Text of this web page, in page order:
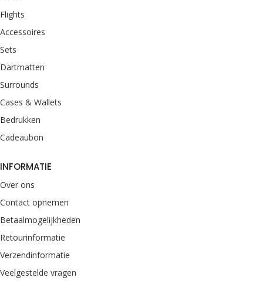
Flights
Accessoires
Sets
Dartmatten
Surrounds
Cases & Wallets
Bedrukken
Cadeaubon
INFORMATIE
Over ons
Contact opnemen
Betaalmogelijkheden
Retourinformatie
Verzendinformatie
Veelgestelde vragen